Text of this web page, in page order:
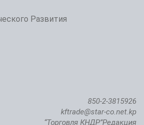
Развития
850-2-3815926
kftrade@star-co.net.kp
“Торговля КНДР”Редакция